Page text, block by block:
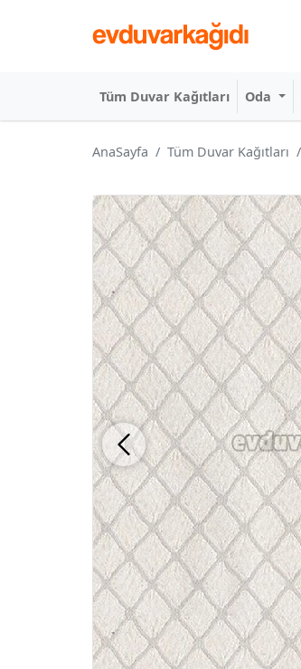
Tüm Duvar Kağıtları Oda
AnaSayfa Tüm Duvar Kağıtları